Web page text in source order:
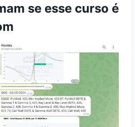
se esse curso é